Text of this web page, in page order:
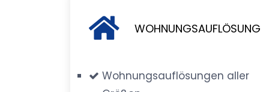
WOHNUNGSAUFLÖSUNG
Wohnungsauflösungen aller